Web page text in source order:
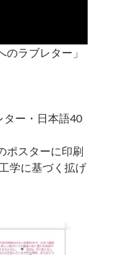
ラブレター」
ター・日本語40
ポスターに印刷
学に基づく拡げ